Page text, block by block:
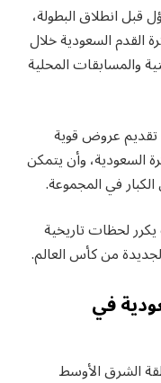
قبل انطلاق البطولة،
القدم السعودية خلال
والمسابقات المحلية
تقديم عروض قوية
السعودية، وأن يتمكن
في المجموعة.
لحظات تاريخية
من كأس العالم.
في
الشرق الأوسط